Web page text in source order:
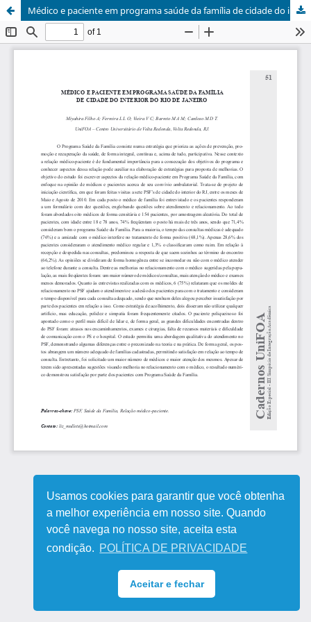
Usamos cookies para garantir que você obtenha
a melhor experiência em nosso site. Quando
você navega no nosso site, aceita esta
condição. POLÍTICA DE PRIVACIDADE
Aceitar e fechar
Médico e paciente em programa saúde da família de cidade do interior do Rio de Janeiro